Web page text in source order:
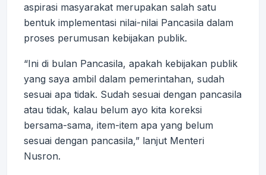
aspirasi masyarakat merupakan salah satu
bentuk implementasi nilai-nilai Pancasila dalam
proses perumusan kebijakan publik.
“Ini di bulan Pancasila, apakah kebijakan publik
yang saya ambil dalam pemerintahan, sudah
sesuai apa tidak. Sudah sesuai dengan pancasila
atau tidak, kalau belum ayo kita koreksi
bersama-sama, item-item apa yang belum
sesuai dengan pancasila,” lanjut Menteri
Nusron.